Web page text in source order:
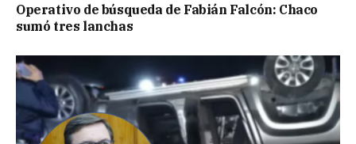
Operativo de búsqueda de Fabián Falcón: Chaco
sumó tres lanchas